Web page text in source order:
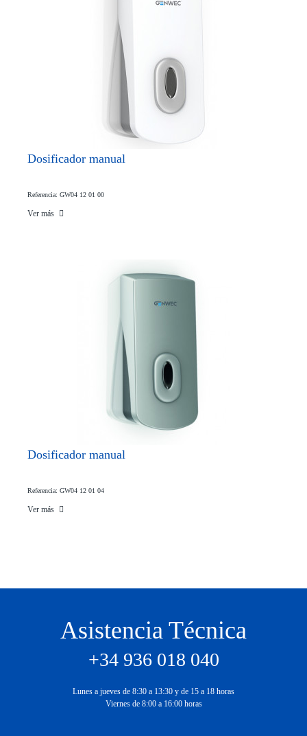
Dosificador manual
Referencia: GW04 12 01 00
Ver más
Dosificador manual
Referencia: GW04 12 01 04
Ver más
Asistencia Técnica
+34 936 018 040
Lunes a jueves de 8:30 a 13:30 y de 15 a 18 horas
Viernes de 8:00 a 16:00 horas